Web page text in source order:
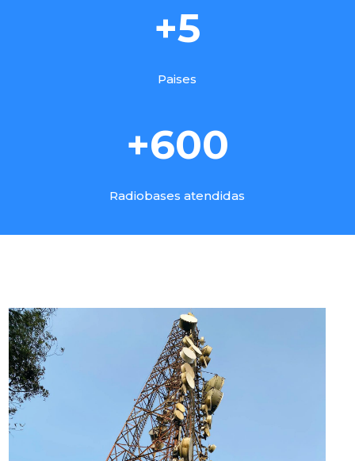
+5
Paises
+600
Radiobases atendidas